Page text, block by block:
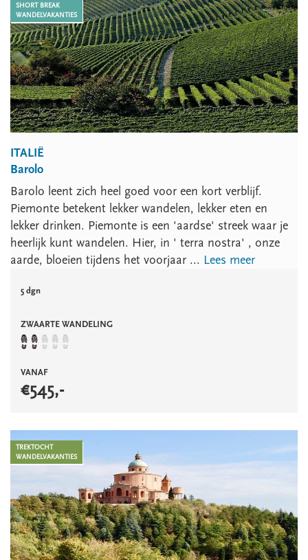
SHORT BREAK
WANDELVAKANTIES
ITALIË
Barolo
Barolo leent zich heel goed voor een kort verblijf.
Piemonte betekent lekker wandelen, lekker eten en
lekker drinken. Piemonte is een 'aardse' streek waar je
heerlijk kunt wandelen. Hier, in ' terra nostra' , onze
aarde, bloeien tijdens het voorjaar ... Lees meer
5 dgn
ZWAARTE WANDELING
VANAF
€545,-
TREKTOCHT
WANDELVAKANTIES